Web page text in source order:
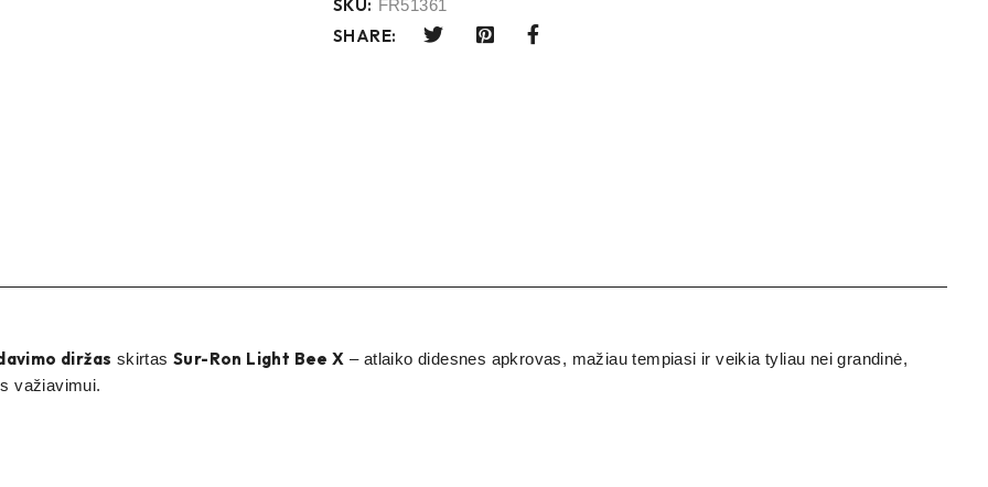
SKU: FR51361
SHARE:
diržas skirtasSur-Ron Light Bee X – atlaiko didesnes apkrovas, mažiau tempiasi ir veikia tyliau nei grandinė,
važiavimui.